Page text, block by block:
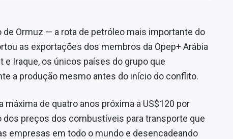
Ormuz — a rota de petróleo mais importante do
as exportações dos membros da Opep+ Arábia
e Iraque, os únicos países do grupo que
a produção mesmo antes do início do conflito.
de quatro anos próxima a US$120 por
dos preços dos combustíveis para transporte que
empresas em todo o mundo e desencadeando